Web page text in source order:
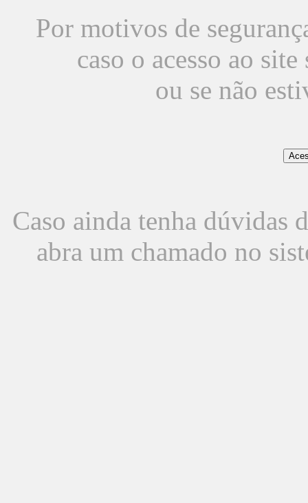
Por motivos de
caso o acesso ao
ou se não
Caso ainda tenha dúvidas
abra um chamado no